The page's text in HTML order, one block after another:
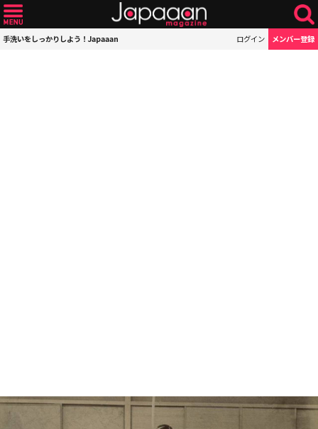
手洗いをしっかりしよう！Japaaan ログイン メンバー登録